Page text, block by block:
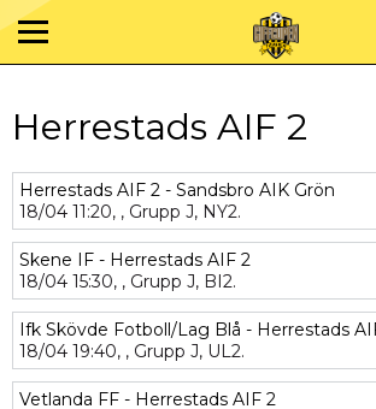
Herrestads AIF 2
Herrestads AIF 2 - Sandsbro AIK Grön
18/04 11:20, , Grupp J, NY2.
Skene IF - Herrestads AIF 2
18/04 15:30, , Grupp J, BI2.
Ifk Skövde Fotboll/Lag Blå - Herrestads
18/04 19:40, , Grupp J, UL2.
Vetlanda FF - Herrestads AIF 2